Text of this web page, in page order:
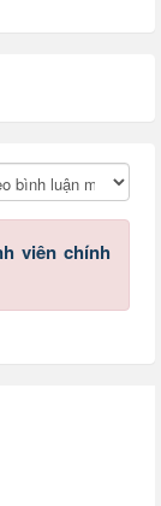
viên chính